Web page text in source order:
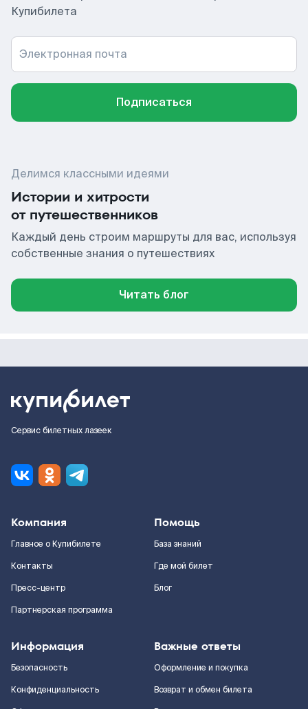
Купибилета
Электронная почта
Подписаться
Делимся классными идеями
Истории и хитрости
от путешественников
Каждый день строим маршруты для вас, используя
собственные знания о путешествиях
Читать блог
Сервис билетных лазеек
Компания
Главное о Купибилете
Контакты
Пресс-центр
Партнерская программа
Помощь
База знаний
Где мой билет
Блог
Информация
Безопасность
Конфиденциальность
Важные ответы
Оформление и покупка
Возврат и обмен билета